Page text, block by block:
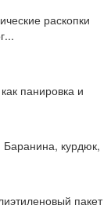
раскопки
панировка и
курдюк,
пакет